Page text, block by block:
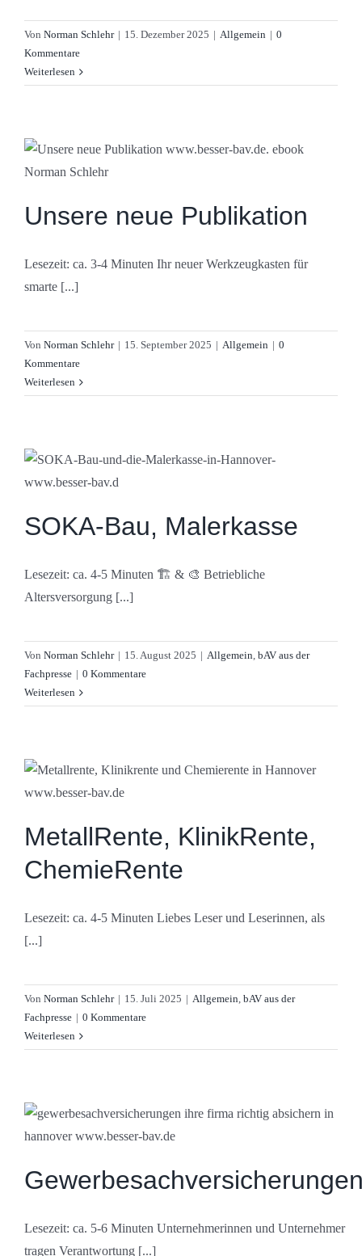
Von Norman Schlehr | 15. Dezember 2025 | Allgemein | 0
Kommentare
Weiterlesen
Unsere neue Publikation
Lesezeit: ca. 3-4 Minuten Ihr neuer Werkzeugkasten für
smarte [...]
Von Norman Schlehr | 15. September 2025 | Allgemein | 0
Kommentare
Weiterlesen
SOKA-Bau, Malerkasse
Lesezeit: ca. 4-5 Minuten 🏗️ & 🎨 Betriebliche
Altersversorgung [...]
Von Norman Schlehr | 15. August 2025 | Allgemein, bAV aus der
Fachpresse | 0 Kommentare
Weiterlesen
MetallRente, KlinikRente,
ChemieRente
Lesezeit: ca. 4-5 Minuten Liebes Leser und Leserinnen, als
[...]
Von Norman Schlehr | 15. Juli 2025 | Allgemein, bAV aus der
Fachpresse | 0 Kommentare
Weiterlesen
Lesezeit: ca. 5-6 Minuten Unternehmerinnen und Unternehmer
tragen Verantwortung [...]